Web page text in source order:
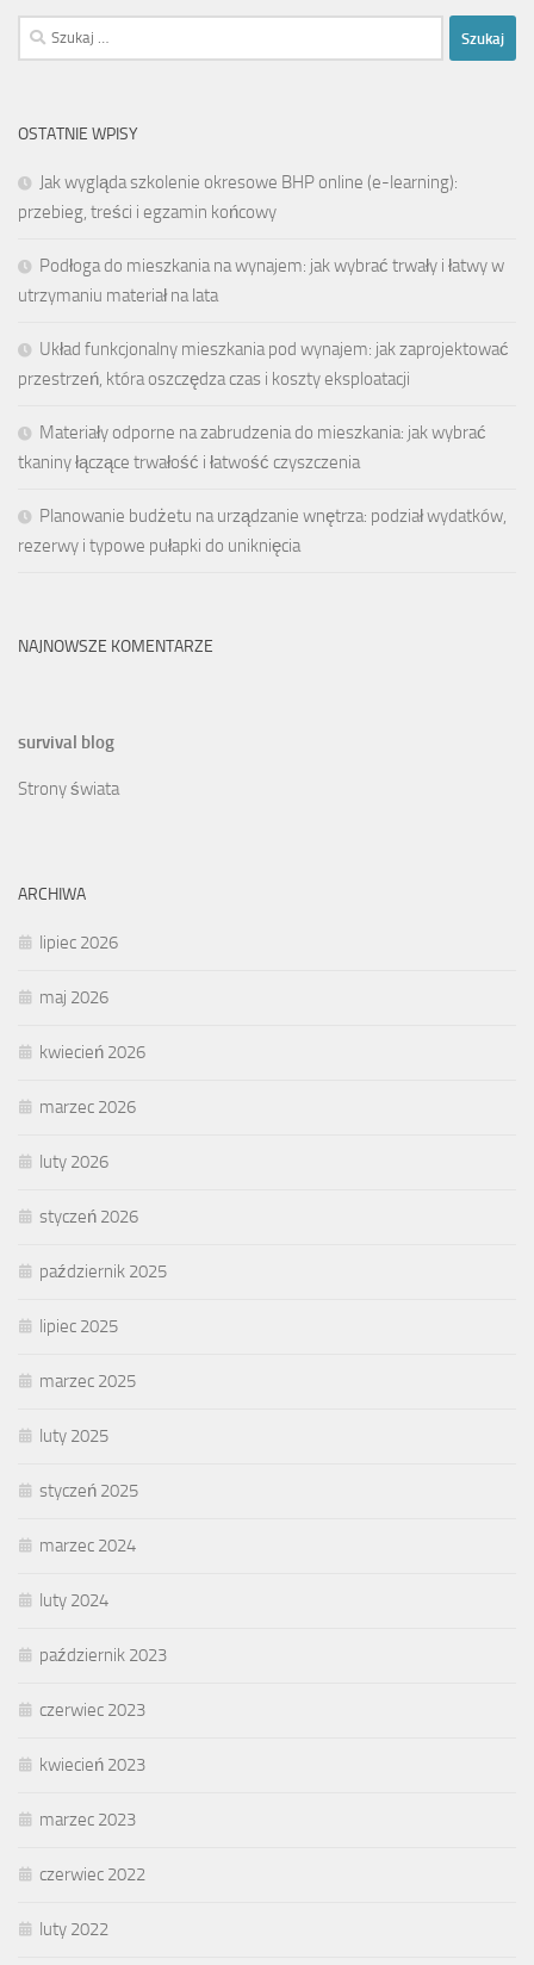
Szukaj:
OSTATNIE WPISY
Jak wygląda szkolenie okresowe BHP online (e-learning):
przebieg, treści i egzamin końcowy
Podłoga do mieszkania na wynajem: jak wybrać trwały i łatwy w
utrzymaniu materiał na lata
Układ funkcjonalny mieszkania pod wynajem: jak zaprojektować
przestrzeń, która oszczędza czas i koszty eksploatacji
Materiały odporne na zabrudzenia do mieszkania: jak wybrać
tkaniny łączące trwałość i łatwość czyszczenia
Planowanie budżetu na urządzanie wnętrza: podział wydatków,
rezerwy i typowe pułapki do uniknięcia
NAJNOWSZE KOMENTARZE
survival blog
Strony świata
ARCHIWA
lipiec 2026
maj 2026
kwiecień 2026
marzec 2026
luty 2026
styczeń 2026
październik 2025
lipiec 2025
marzec 2025
luty 2025
styczeń 2025
marzec 2024
luty 2024
październik 2023
czerwiec 2023
kwiecień 2023
marzec 2023
czerwiec 2022
luty 2022